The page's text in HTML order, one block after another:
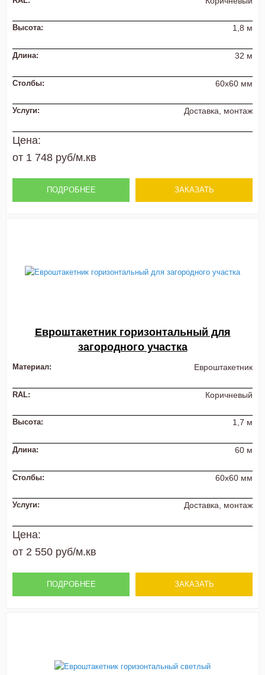
Высота: 1,8 м
Длина: 32 м
Столбы: 60х60 мм
Услуги: Доставка, монтаж
Цена:
от 1 748 руб/м.кв
ПОДРОБНЕЕ ЗАКАЗАТЬ
Евроштакетник горизонтальный для
загородного участка
Материал: Евроштакетник
RAL: Коричневый
Высота: 1,7 м
Длина: 60 м
Столбы: 60х60 мм
Услуги: Доставка, монтаж
Цена:
от 2 550 руб/м.кв
ПОДРОБНЕЕ ЗАКАЗАТЬ